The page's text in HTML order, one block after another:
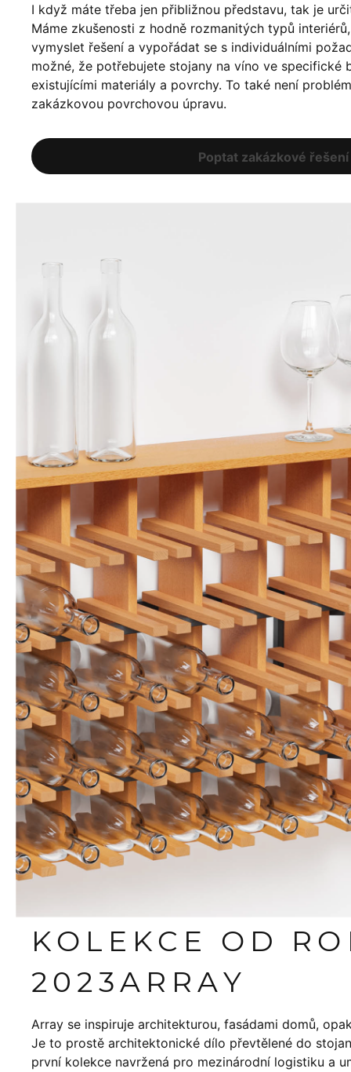
I když máte třeba jen přibližnou představu, tak je
Máme zkušenosti z hodně rozmanitých typů
vymyslet řešení a vypořádat se s individuálními
možné, že potřebujete stojany na víno ve specifické
existujícími materiály a povrchy. To také není
zakázkovou povrchovou úpravu.
Poptat zakázkové řešení
KOLEKCE OD
2023ARRAY
Array se inspiruje architekturou, fasádami domů,
Je to prostě architektonické dílo převtělené do
první kolekce navržená pro mezinárodní logistiku a